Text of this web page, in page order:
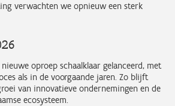
verwachten we opnieuw een sterk
oproep schaalklaar gelanceerd, met
als in de voorgaande jaren. Zo blijft
van innovatieve ondernemingen en de
ecosysteem.